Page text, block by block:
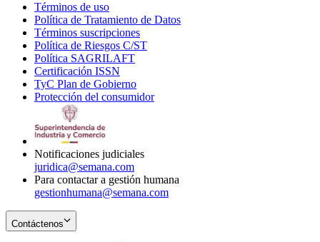
Términos de uso
in
new
window
Política de Tratamiento de Datos
Términos suscripciones
in
Política de Riesgos C/ST
Política SAGRILAFT
new
window
Certificación ISSN
in
new
TyC Plan de Gobierno
in
Protección del consumidorOpens
Notificaciones judiciales
juridica@semana.com
Para contactar a gestión humana
gestionhumana@semana.com
Contáctenos